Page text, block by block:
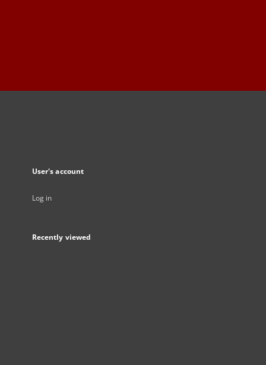
User's account
Log in
Recently viewed